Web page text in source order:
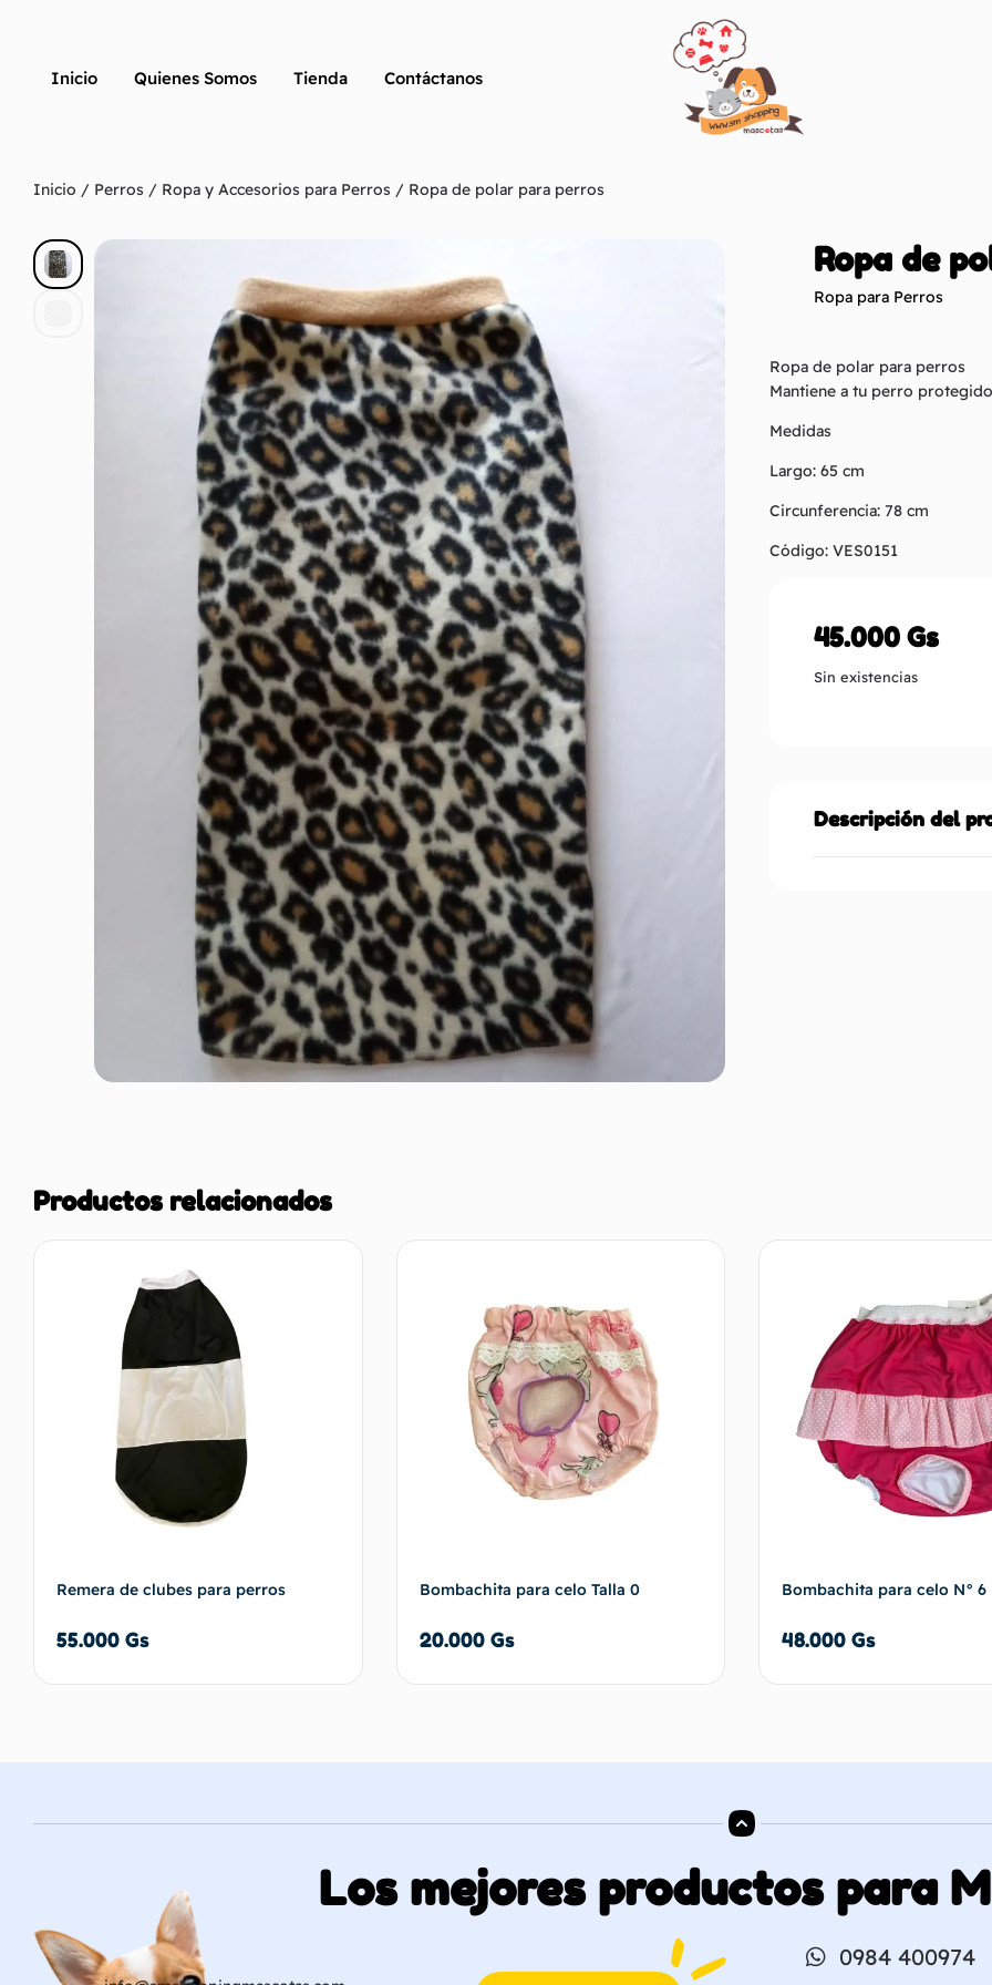
Inicio Quienes Somos Tienda Contáctanos
Inicio / Perros / Ropa y Accesorios para Perros / Ropa de polar para perros
Ropa de
Ropa para Perros
Ropa de polar para perros
Mantiene a tu perro
Medidas
Largo: 65 cm
Circunferencia: 78 cm
Código: VES0151
45.000Gs
Sin existencias
Descripción del
Productos relacionados
Remera de clubes para perros
55.000 Gs
Bombachita para celo Talla 0
20.000 Gs
Bombachita para celo N° 6
48.000 Gs
Los mejores productos para
0984 400974